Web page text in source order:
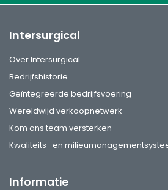
Intersurgical
Over Intersurgical
Bedrijfshistorie
Geïntegreerde bedrijfsvoering
Wereldwijd verkoopnetwerk
Kom ons team versterken
Kwaliteits- en
Informatie